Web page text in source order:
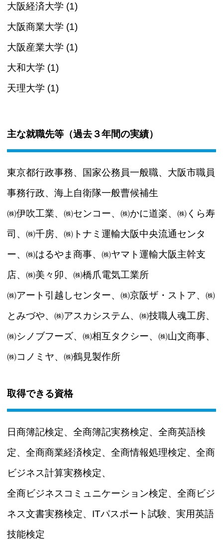
大阪経済大学 (1)
大阪商業大学 (1)
大阪産業大学 (1)
大和大学 (1)
天理大学 (1)
主な就職先等（過去３年間の実績）
東京都行政事務、国家公務員一般職、大阪市職員
事務行政、海上自衛隊一般曹候補生
㈱伊吹工業、㈱センコー、㈱かに道楽、㈱くら寿
司、㈱千房、㈱トナミ運輸大阪中央流通センタ
ー、㈱はるやま商事、㈱ヤマト運輸大阪主幹支
店、㈱美々卯、㈱橋爪電気工業所
㈱アート引越しセンター、㈱京阪ザ・ストア、㈱
とみづや、㈱アスカシステム、㈱技職人魂工房、
㈱シノブフーズ、㈱相互タクシー、㈱山文商事、
㈱コノミヤ、㈱鶴見製作所
取得できる資格
日商簿記検定、全商簿記実務検定、全商英語検
定、全商商業経済検定、全商情報処理検定、全商
ビジネス計算実務検定、
全商ビジネスコミュニケーション検定、全商ビジ
ネス文書実務検定、ITパスポート試験、実用英語
技能検定